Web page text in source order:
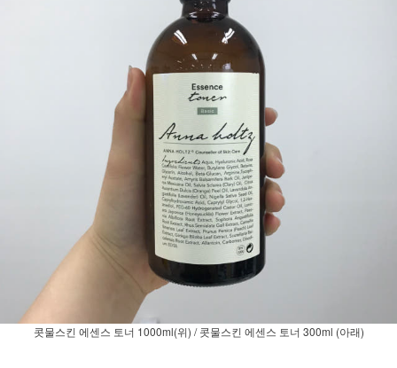
콧물스킨 에센스 토너 1000ml(위) / 콧물스킨 에센스 토너 300ml (아래)